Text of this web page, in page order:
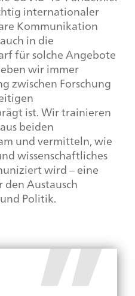
internationaler
Kommunikation
in die
für solche Angebote
wir immer
zwischen Forschung
ist. Wir trainieren
beiden
und vermitteln, wie
wissenschaftliches
wird – eine
Austausch
Politik.